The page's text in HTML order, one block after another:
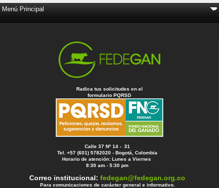
Radica tus solicitudes en el
formulario PQRSD
Calle 37 Nº 14 - 31
Tel. +57 (601) 5782020 - Bogotá, Colombia
Horario de atención: Lunes a Viernes
8:30 am - 5:30 pm
Correo institucional:fedegan@fedegan.org.co
Para comunicaciones de carácter general e informativo.